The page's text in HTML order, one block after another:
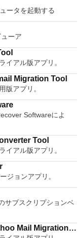
は、本当に役立つ
。データを「失った」
なソリューションは貴
アであるため、間違い
、合計2GBの復元許容
Data Recovery
の災害復旧ソリュー
ラジルポルトガル語、
中国語（繁体字）、中
マーク語、ロシア語、
ー語、アラビア語、ト
and Skype support.
for those of you
leap over to
you'll get to try out
sandboxed
the OS natively.
Microsofts OS,
Ubuntu, Red Hat,
Overall,
strong reliability,
out from the
but you do get what
ータを起動する
ーア
イアル版アプリ。
Migration Tool
版アプリ。
Softwareによ
Tool
イアル版アプリ。
ジョンアプリ。
サブスクリプションベ
Mail Migration